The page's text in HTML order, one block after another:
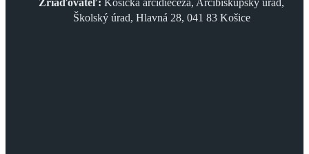
Zriaďovateľ: Košická arcidiecéza, Arcibiskupský úrad,
Školský úrad, Hlavná 28, 041 83 Košice